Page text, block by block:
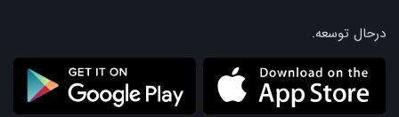
درحال توسعه.